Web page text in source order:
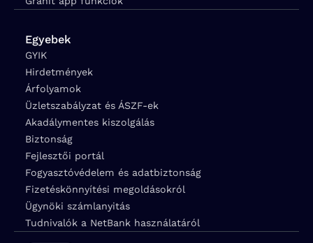
Egyebek
GYIK
Hirdetmények
Árfolyamok
Üzletszabályzat és ÁSZF-ek
Akadálymentes kiszolgálás
Biztonság
Fejlesztői portál
Fogyasztóvédelem és adatbiztonság
Fizetéskönnyítési megoldásokról
Ügynöki számlanyitás
Tudnivalók a NetBank használatáról